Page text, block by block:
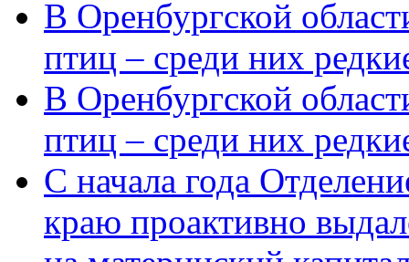
В Оренбургской
птиц – среди них
В Оренбургской
птиц – среди них
С начала года
краю проактивно